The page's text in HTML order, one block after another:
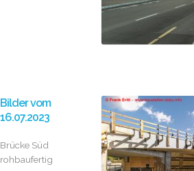
Bilder vom
16.07.2023
Brücke Süd
rohbaufertig